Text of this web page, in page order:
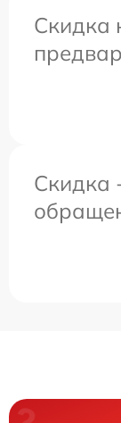
Скидка
Скидка